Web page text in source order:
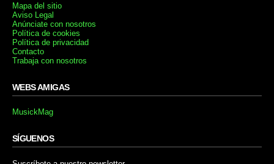
Mapa del sitio
Aviso Legal
Anúnciate con nosotros
Política de cookies
Política de privacidad
Contacto
Trabaja con nosotros
WEBS AMIGAS
MusickMag
SÍGUENOS